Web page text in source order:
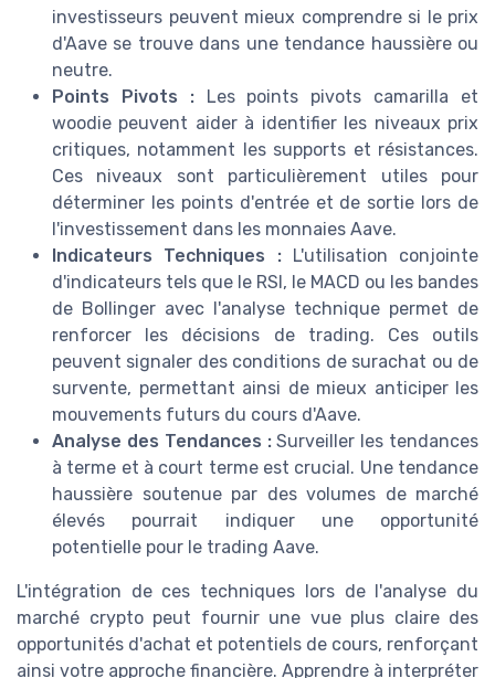
investisseurs peuvent mieux comprendre si le prix
d'Aave se trouve dans une tendance haussière ou
neutre.
Points Pivots :Les points pivots camarilla et
woodie peuvent aider à identifier les niveaux prix
critiques, notamment les supports et résistances.
Ces niveaux sont particulièrement utiles pour
déterminer les points d'entrée et de sortie lors de
l'investissement dans les monnaies Aave.
Indicateurs Techniques :L'utilisation conjointe
d'indicateurs tels que le RSI, le MACD ou les bandes
de Bollinger avec l'analyse technique permet de
renforcer les décisions de trading. Ces outils
peuvent signaler des conditions de surachat ou de
survente, permettant ainsi de mieux anticiper les
mouvements futurs du cours d'Aave.
Analyse des Tendances :Surveiller les tendances
à terme et à court terme est crucial. Une tendance
haussière soutenue par des volumes de marché
élevés pourrait indiquer une opportunité
potentielle pour le trading Aave.
L'intégration de ces techniques lors de l'analyse du
marché crypto peut fournir une vue plus claire des
opportunités d'achat et potentiels de cours, renforçant
ainsi votre approche financière. Apprendre à interpréter